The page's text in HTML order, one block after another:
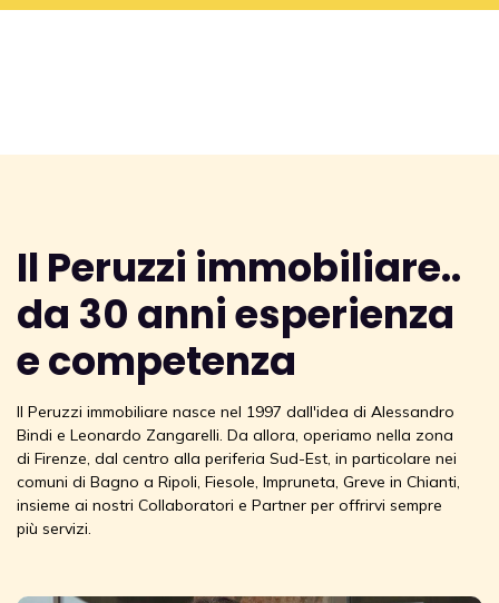
Il Peruzzi immobiliare..
da 30 anni esperienza
e competenza
Il Peruzzi immobiliare nasce nel 1997 dall'idea di Alessandro
Bindi e Leonardo Zangarelli. Da allora, operiamo nella zona
di Firenze, dal centro alla periferia Sud-Est, in particolare nei
comuni di Bagno a Ripoli, Fiesole, Impruneta, Greve in Chianti,
insieme ai nostri Collaboratori e Partner per offrirvi sempre
più servizi.